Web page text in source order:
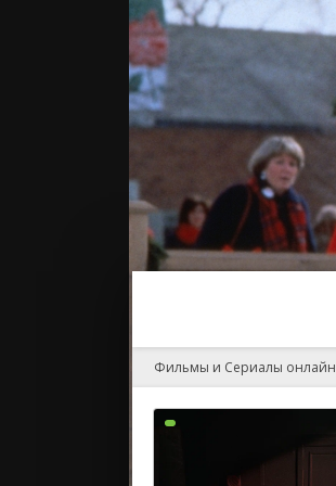
Фильмы и Сериалы онлайн